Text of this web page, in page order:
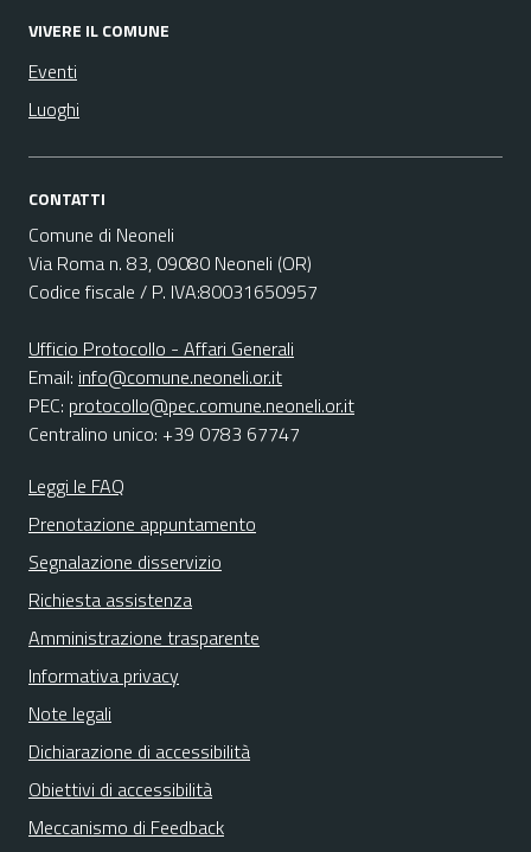
VIVERE IL COMUNE
Eventi
Luoghi
CONTATTI
Comune di Neoneli
Via Roma n. 83, 09080 Neoneli (OR)
Codice fiscale / P. IVA:80031650957
Ufficio Protocollo - Affari Generali
Email: info@comune.neoneli.or.it
PEC: protocollo@pec.comune.neoneli.or.it
Centralino unico: +39 0783 67747
Leggi le FAQ
Prenotazione appuntamento
Segnalazione disservizio
Richiesta assistenza
Amministrazione trasparente
Informativa privacy
Note legali
Dichiarazione di accessibilità
Obiettivi di accessibilità
Meccanismo di Feedback